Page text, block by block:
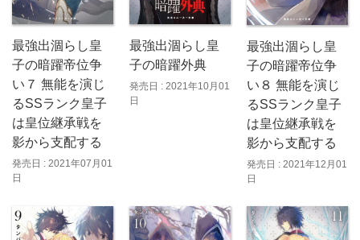
最強出涸らし皇
子の暗躍帝位争
い７ 無能を演じ
るSSランク皇子
は皇位継承戦を
影から支配する
発売日 : 2021年07月01
日
最強出涸らし皇
子の暗躍外典
発売日 : 2021年10月01
日
最強出涸らし皇
子の暗躍帝位争
い８ 無能を演じ
るSSランク皇子
は皇位継承戦を
影から支配する
発売日 : 2021年12月01
日